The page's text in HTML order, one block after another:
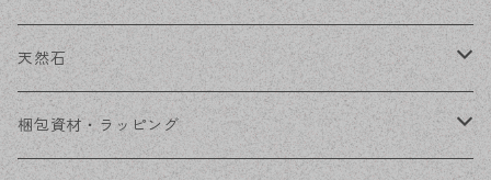
その他
天然石
穴あき
梱包資材・ラッピング